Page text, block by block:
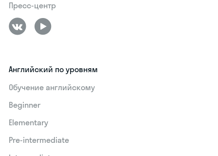
Пресс-центр
Английский по уровням
Обучение английскому
Beginner
Elementary
Pre-intermediate